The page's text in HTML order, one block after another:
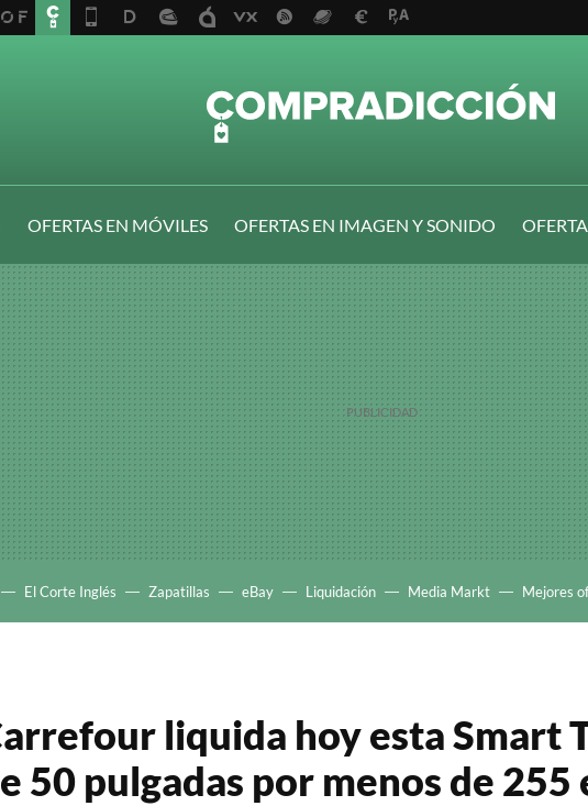
OFERTAS EN MÓVILES OFERTAS EN IMAGEN Y SONIDO
El Corte Inglés Zapatillas eBay Liquidación Media Markt Mejores
liquida hoy esta Smart
50 pulgadas por menos de 255